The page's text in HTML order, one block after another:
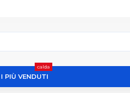
I PIÙ VENDUTI
calda